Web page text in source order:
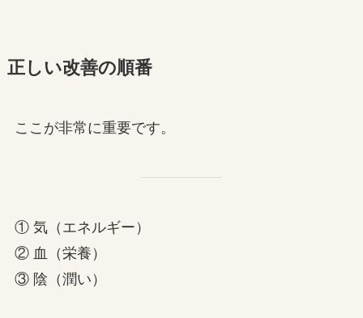
正しい改善の順番
ここが非常に重要です。
① 気（エネルギー）
② 血（栄養）
③ 陰（潤い）